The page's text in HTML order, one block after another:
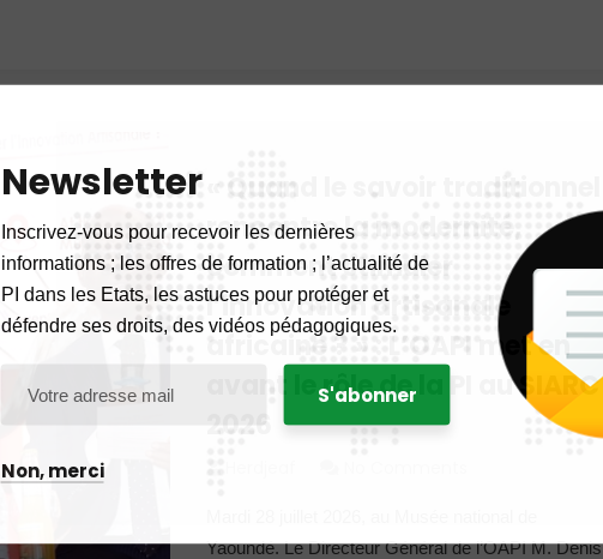
« Quand le savoir traditionnel
rencontre la modernité,
comment stimuler
l’innovation artisanale
africaine ? » : L’OAPI met en
avant le rôle de la PI au SIARC
2026
Yaoundé. Le Directeur Général de l’OAPI M. Denis
Newsletter
Inscrivez-vous pour recevoir les dernières
informations ; les offres de formation ; l’actualité de
PI dans les Etats, les astuces pour protéger et
défendre ses droits, des vidéos pédagogiques.
Non, merci